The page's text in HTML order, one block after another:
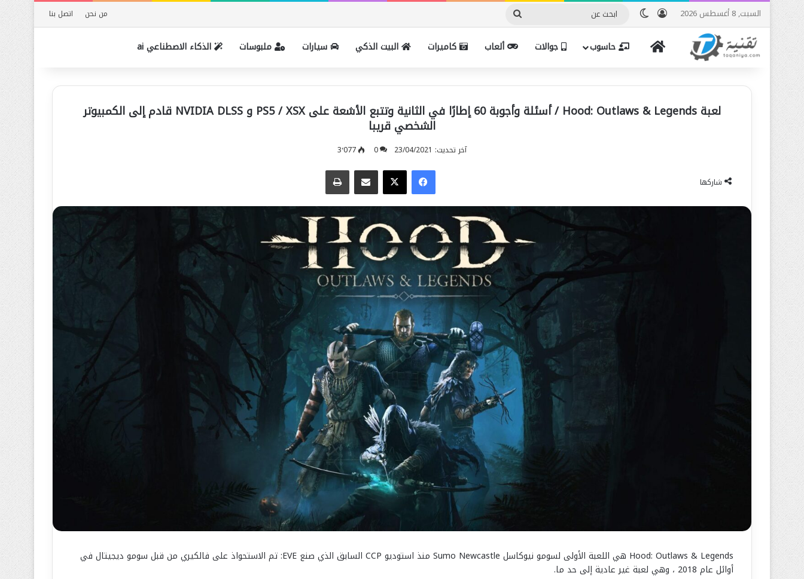
السبت, 8 أغسطس 2026 تسجيل الدخول
الوضع المظلم من نحن اتصل بنا
الرئيسية حاسوب جوالات ألعاب كاميرات البيت الذكي سيارات ملبوسات الذكاء الاصطناعي ai
لعبة Hood: Outlaws & Legends / أسئلة وأجوبة 60 إطارًا في الثانية وتتبع الأشعة على PS5 / XSX و NVIDIA DLSS قادم إلى الكمبيوتر
الشخصي قريبا
آخر تحديث: 23/04/2021 0 3٬077
شاركها
فيسبوك ‫X
Hood: Outlaws & Legends هي اللعبة الأولى لسومو نيوكاسل Sumo Newcastle منذ استوديو CCP السابق الذي صنع EVE: تم الاستحواذ على فالكيري من قبل سومو ديجيتال في
أوائل عام 2018 ، وهي لعبة غير عادية إلى حد ما.